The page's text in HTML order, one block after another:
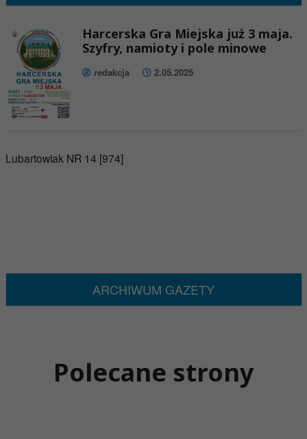
Harcerska Gra Miejska już 3 maja.
Szyfry, namioty i pole minowe
redakcja 2.05.2025
Lubartowiak NR 14 [974]
ARCHIWUM GAZETY
Polecane strony